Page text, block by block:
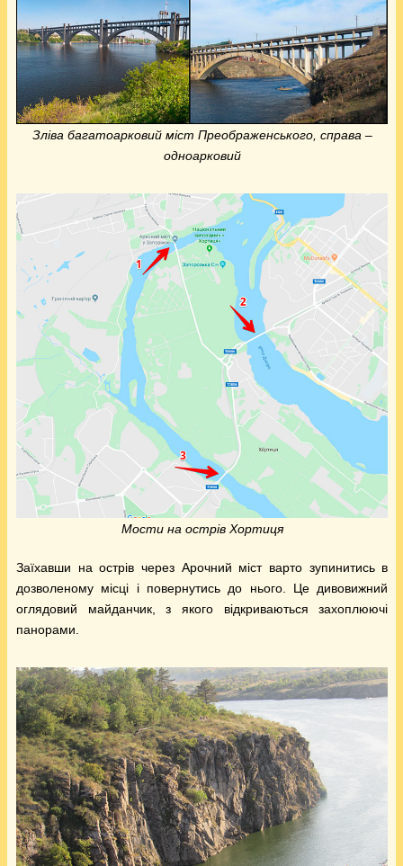
Зліва багатоарковий міст Преображенського, справа –
одноарковий
Мости на острів Хортиця
Заїхавши на острів через Арочний міст варто зупинитись в
дозволеному місці і повернутись до нього. Це дивовижний
оглядовий майданчик, з якого відкриваються захоплюючі
панорами.